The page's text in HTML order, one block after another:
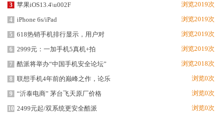
3 苹果iOS13.4\u002F 浏览2019次
4 iPhone 6s/iPad 浏览2019次
5 618热销手机排行显示，用户对 浏览2019次
6 2999元：一加手机5真机+拍 浏览2019次
7 酷派将举办“中国手机安全论坛” 浏览2018次
8 联想手机4年前的巅峰之作，论乐 浏览0次
9 “沂泰电商” 茅台飞天原厂价格 浏览0次
10 2499元起/双系统更安全酷派 浏览0次